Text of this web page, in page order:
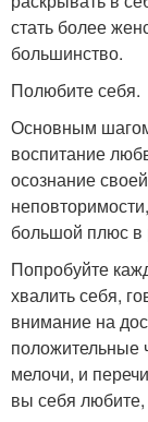
стать более
большинство.
Полюбите себя.
Основным
воспитание
осознание
большой плюс в
Попробуйте
хвалить себя,
внимание на
положительные
мелочи, и
вы себя